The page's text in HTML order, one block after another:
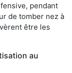
pendant
de tomber nez à
être les
au